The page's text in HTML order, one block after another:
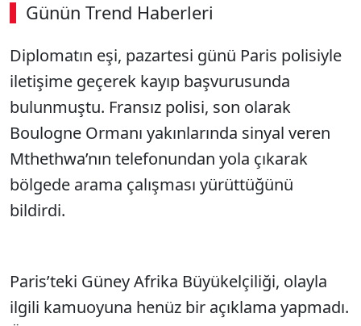
Günün Trend Haberleri
00:02 / 08:06
Sesi Aç
Diplomatın eşi, pazartesi günü Paris polisiyle
iletişime geçerek kayıp başvurusunda
bulunmuştu. Fransız polisi, son olarak
Boulogne Ormanı yakınlarında sinyal veren
Mthethwa’nın telefonundan yola çıkarak
bölgede arama çalışması yürüttüğünü
bildirdi.
Paris’teki Güney Afrika Büyükelçiliği, olayla
ilgili kamuoyuna henüz bir açıklama yapmadı.